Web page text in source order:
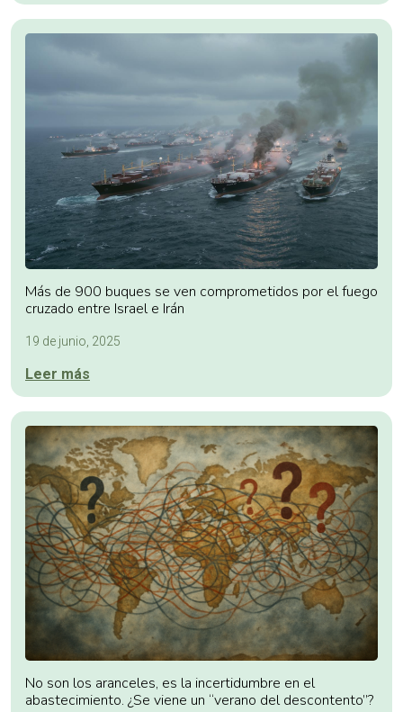
Más de 900 buques se ven comprometidos por el fuego
cruzado entre Israel e Irán
19 de junio, 2025
Leer más
No son los aranceles, es la incertidumbre en el
abastecimiento. ¿Se viene un “verano del descontento”?